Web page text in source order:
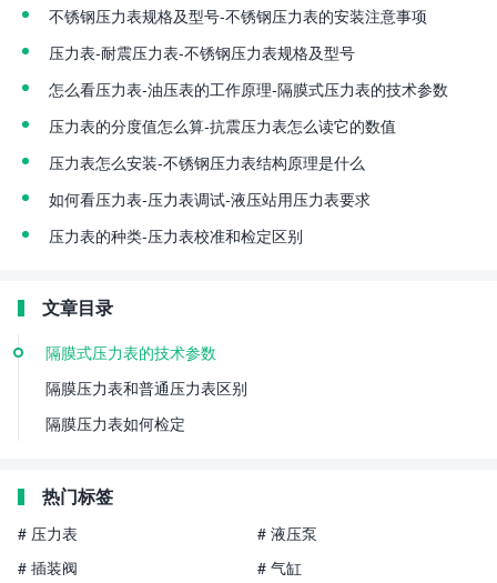
不锈钢压力表规格及型号-不锈钢压力表的安装注意事项
压力表-耐震压力表-不锈钢压力表规格及型号
怎么看压力表-油压表的工作原理-隔膜式压力表的技术参数
压力表的分度值怎么算-抗震压力表怎么读它的数值
压力表怎么安装-不锈钢压力表结构原理是什么
如何看压力表-压力表调试-液压站用压力表要求
压力表的种类-压力表校准和检定区别
文章目录
隔膜式压力表的技术参数
隔膜压力表和普通压力表区别
隔膜压力表如何检定
热门标签
# 压力表
# 液压泵
# 插装阀
# 气缸